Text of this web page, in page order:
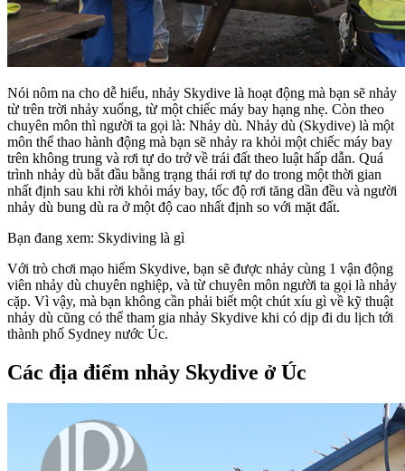
Nói nôm na cho dễ hiểu, nhảy Skydive là hoạt động mà bạn sẽ nhảy
từ trên trời nhảy xuống, từ một chiếc máy bay hạng nhẹ. Còn theo
chuyên môn thì người ta gọi là: Nhảy dù. Nhảy dù (Skydive) là một
môn thể thao hành động mà bạn sẽ nhảy ra khỏi một chiếc máy bay
trên không trung và rơi tự do trở về trái đất theo luật hấp dẫn. Quá
trình nhảy dù bắt đầu bằng trạng thái rơi tự do trong một thời gian
nhất định sau khi rời khỏi máy bay, tốc độ rơi tăng dần đều và người
nhảy dù bung dù ra ở một độ cao nhất định so với mặt đất.
Bạn đang xem: Skydiving là gì
Với trò chơi mạo hiểm Skydive, bạn sẽ được nhảy cùng 1 vận động
viên nhảy dù chuyên nghiệp, và từ chuyên môn người ta gọi là nhảy
cặp. Vì vậy, mà bạn không cần phải biết một chút xíu gì về kỹ thuật
nhảy dù cũng có thể tham gia nhảy Skydive khi có dịp đi du lịch tới
thành phố Sydney nước Úc.
Các địa điểm nhảy Skydive ở Úc